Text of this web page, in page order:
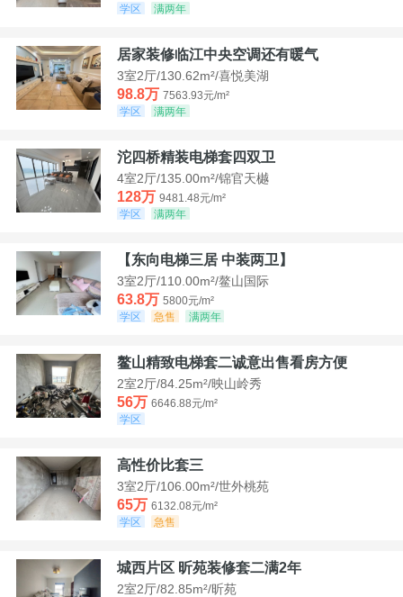
学区
满两年
居家装修临江中央空调还有暖气
3室2厅/130.62m²/喜悦美湖
98.8万 7563.93元/m²
学区
满两年
沱四桥精装电梯套四双卫
4室2厅/135.00m²/锦官天樾
128万 9481.48元/m²
学区
满两年
【东向电梯三居 中装两卫】
3室2厅/110.00m²/鳌山国际
63.8万 5800元/m²
学区
急售 满两年
鳌山精致电梯套二诚意出售看房方便
2室2厅/84.25m²/映山岭秀
56万 6646.88元/m²
学区
高性价比套三
3室2厅/106.00m²/世外桃苑
65万 6132.08元/m²
学区
急售
城西片区 昕苑装修套二满2年
2室2厅/82.85m²/昕苑